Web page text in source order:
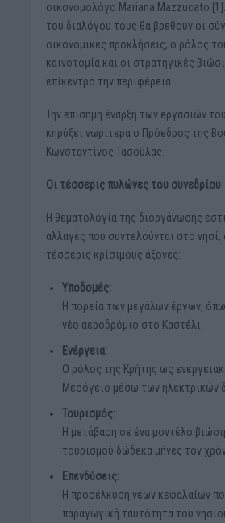
οικονομολόγο Mariana Mazzucato
του διαλόγου τους θα βρεθούν οι
οικονομικές προκλήσεις, ο ρόλος
καινοτομία και οι στρατηγικές
επίκεντρο την περιφέρεια.
Την επίσημη έναρξη των εργασιών
κηρύξει νωρίτερα ο Πρόεδρος της
Κωνσταντίνος Τασούλας.
Οι τέσσερις πυλώνες του συνεδρίου
Η θεματολογία της διοργάνωσης
αλλαγές που συντελούνται στο νησί,
τέσσερις κρίσιμους άξονες:
Υποδομές:
Η πορεία των μεγάλων έργων,
νέο αεροδρόμιο στο Καστέλι.
Ενέργεια:
Ο ρόλος της Κρήτης ως
Μεσόγειο μέσω των ηλεκτρικών
Τουρισμός:
Η μετάβαση σε ένα μοντέλο
τουρισμού δώδεκα μήνες τον
Επενδύσεις:
Η προσέλκυση νέων κεφαλαίων
παραγωγική ταυτότητα του